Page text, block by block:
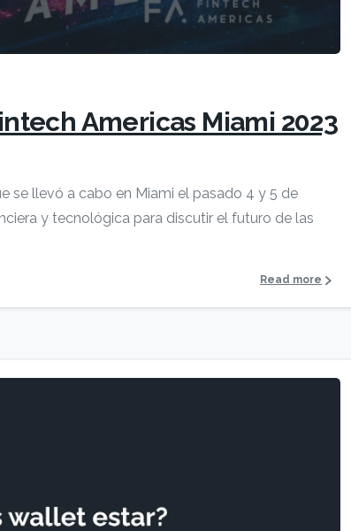
Americas Miami 2023
se llevó a cabo en Miami el pasado 4 y 5 de
y tecnológica para discutir el futuro de las
Read more